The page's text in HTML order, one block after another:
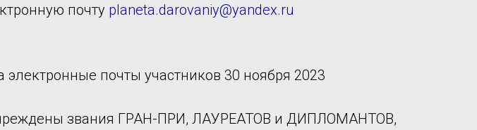
почту planeta.darovaniy@yandex.ru
электронные почты участников 30 ноября 2023
звания ГРАН-ПРИ, ЛАУРЕАТОВ и ДИПЛОМАНТОВ,